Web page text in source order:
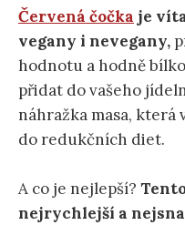
Červená čočka je
vegany i nevegany,
hodnotu a hodně
přidat do vašeho
náhražka masa, která
do redukčních diet.
A co je nejlepší?
nejrychlejší a